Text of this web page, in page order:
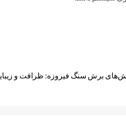
برش سنگ فیروزه: ظرافت و